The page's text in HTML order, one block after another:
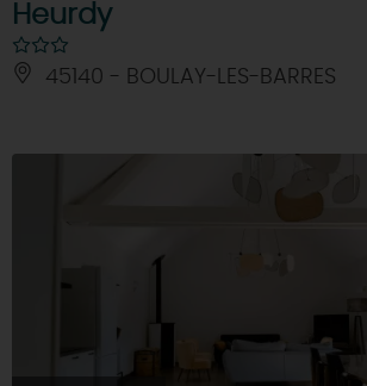
Heurdy
45140 - BOULAY-LES-BARRES